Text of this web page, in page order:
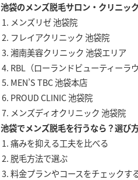
池袋のメンズ脱毛サロン・クリニッ
メンズリゼ 池袋院
フレイアクリニック 池袋院
湘南美容クリニック 池袋エリア
RBL（ローランドビューティーラ
MEN’S TBC 池袋本店
PROUD CLINIC 池袋院
メンズディオクリニック 池袋院
池袋でメンズ脱毛を行うなら？選び
痛みを抑える工夫を比べる
脱毛方法で選ぶ
料金プランやコースをチェックす